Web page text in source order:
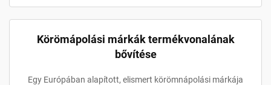
Körömápolási márkák termékvonalának
bővítése
Egy Európában alapított, elismert körömnápolási márkája